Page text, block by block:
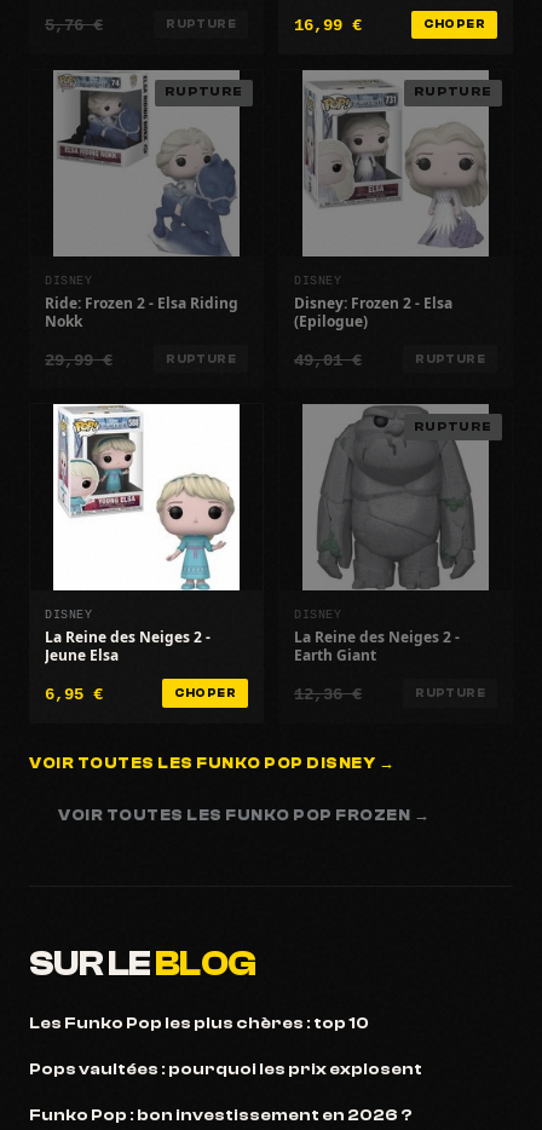
5,76 € RUPTURE 16,99 € CHOPER
RUPTURE
DISNEY
Ride: Frozen 2 - Elsa Riding
Nokk
29,99 € RUPTURE
RUPTURE
DISNEY
Disney: Frozen 2 - Elsa
(Epilogue)
49,01 € RUPTURE
DISNEY
La Reine des Neiges 2 -
Jeune Elsa
6,95 € CHOPER
RUPTURE
DISNEY
La Reine des Neiges 2 -
Earth Giant
12,36 € RUPTURE
VOIR TOUTES LES FUNKO POP DISNEY →
VOIR TOUTES LES FUNKO POP FROZEN →
SUR LEBLOG
Les Funko Pop les plus chères : top 10
Pops vaultées : pourquoi les prix explosent
Funko Pop : bon investissement en 2026 ?